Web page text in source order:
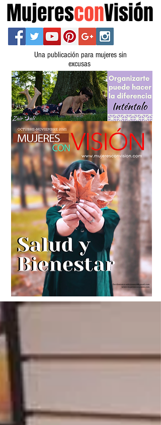
MujeresconVisión
Una publicación para mujeres sin
excusas